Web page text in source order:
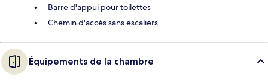
Barre d'appui pour toilettes
Chemin d'accès sans escaliers
Équipements de la chambre